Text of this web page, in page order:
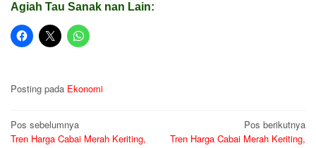
Agiah Tau Sanak nan Lain:
Posting pada Ekonomi
Navigasi
Pos sebelumnya
Tren Harga Cabai Merah Keriting,
Pos berikutnya
Tren Harga Cabai Merah Keriting,